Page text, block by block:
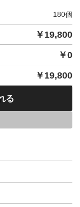
180個
￥ 19,800
￥0
￥ 19,800
る